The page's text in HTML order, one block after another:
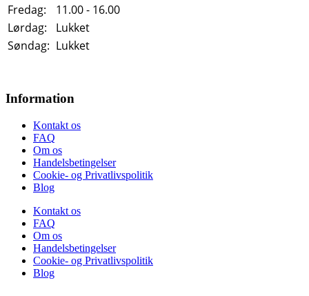
Fredag:
11.00 - 16.00
Lørdag:
Lukket
Søndag: Lukket
Information
Kontakt os
FAQ
Om os
Handelsbetingelser
Cookie- og Privatlivspolitik
Blog
Kontakt os
FAQ
Om os
Handelsbetingelser
Cookie- og Privatlivspolitik
Blog